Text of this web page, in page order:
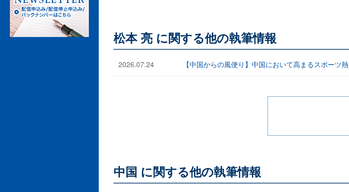
松本 亮 に関する他の執筆情報
2026.07.24 【中国からの風便り】中国において高まるスポーツ熱
中国 に関する他の執筆情報